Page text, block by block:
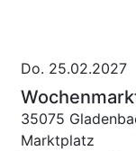
Do. 25.02.2027
35075
Marktplatz